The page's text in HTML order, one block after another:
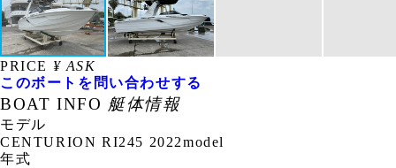
PRICE ¥ ASK
このボートを問い合わせする
BOAT INFO 艇体情報
モデル
CENTURION RI245 2022model
年式